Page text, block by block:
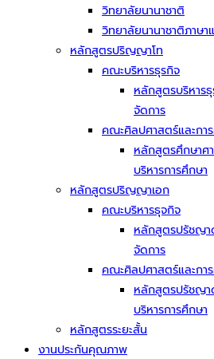
วิทยาลัยนานาชาติ
วิทยาลัยนานาชาติภาษ
หลักสูตรปริญญาโท
คณะบริหารธุรกิจ
หลักสูตรบริหาร
จัดการ
คณะศิลปศาสตร์และกา
หลักสูตรศึกษาศ
บริหารการศึกษา
หลักสูตรปริญญาเอก
คณะบริหารธุจกิจ
หลักสูตรปรัชญา
จัดการ
คณะศิลปศาสตร์และกา
หลักสูตรปรัชญา
บริหารการศึกษา
หลักสูตรระยะสั้น
งานประกันคุณภาพ